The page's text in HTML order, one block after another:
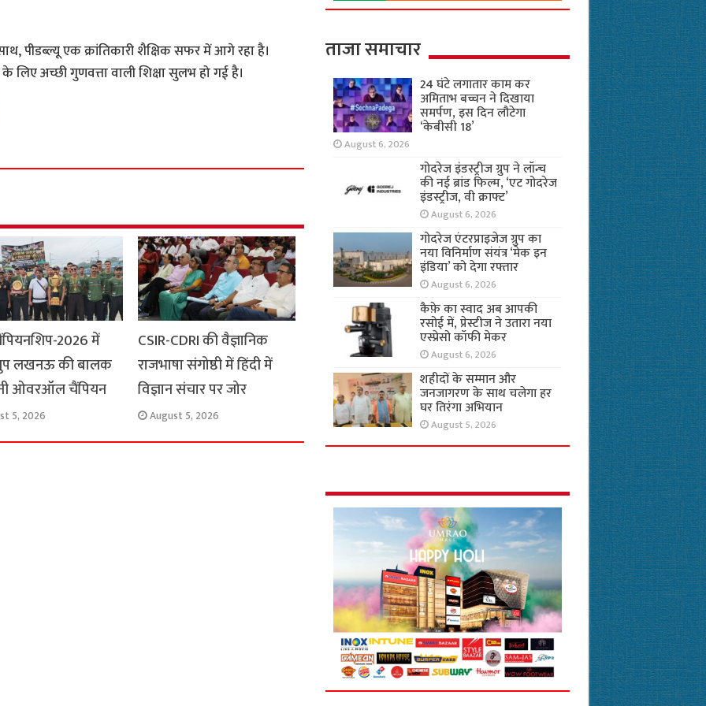
पीडब्ल्यू एक क्रांतिकारी शैक्षिक सफर में आगे रहा है।
लिए अच्छी गुणवत्ता वाली शिक्षा सुलभ हो गई है।
2026 में
लखनऊ की बालक
ओवरऑल चैंपियन
5, 2026
CSIR-CDRI की वैज्ञानिक
राजभाषा संगोष्ठी में हिंदी में
विज्ञान संचार पर जोर
August 5, 2026
ताजा समाचार
24 घंटे लगातार काम कर
अमिताभ बच्चन ने दिखाया
समर्पण, इस दिन लौटेगा
‘केबीसी 18’
August 6, 2026
गोदरेज इंडस्ट्रीज ग्रुप ने लॉन्च
की नई ब्रांड फिल्म, ‘एट गोदरेज
इंडस्ट्रीज, वी क्राफ्ट’
August 6, 2026
गोदरेज एंटरप्राइजेज ग्रुप का
नया विनिर्माण संयंत्र ‘मेक इन
इंडिया’ को देगा रफ्तार
August 6, 2026
कैफ़े का स्वाद अब आपकी
रसोई में, प्रेस्टीज ने उतारा नया
एस्प्रेसो कॉफी मेकर
August 6, 2026
शहीदों के सम्मान और
जनजागरण के साथ चलेगा हर
घर तिरंगा अभियान
August 5, 2026